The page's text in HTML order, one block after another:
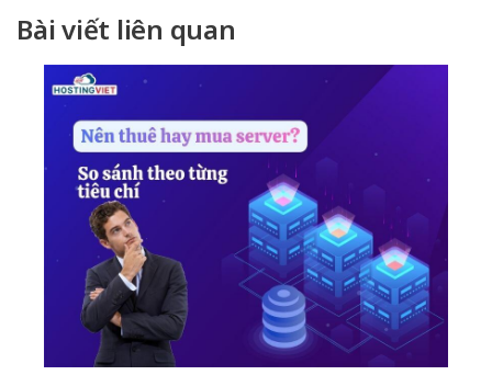
Bài viết liên quan